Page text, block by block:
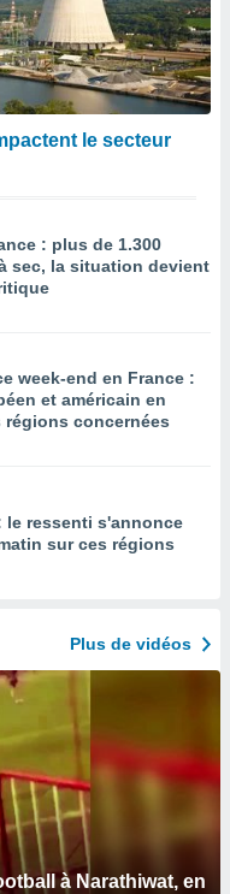
le secteur
: plus de 1.300
sec, la situation devient
week-end en France :
et américain en
concernées
le ressenti s'annonce
sur ces régions
Plus de vidéos
à Narathiwat, en